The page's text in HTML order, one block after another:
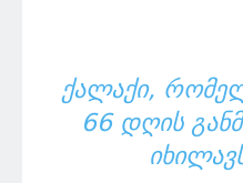
ᲥᲐᲚᲐᲥᲘ,
66 ᲓᲦᲘᲡ